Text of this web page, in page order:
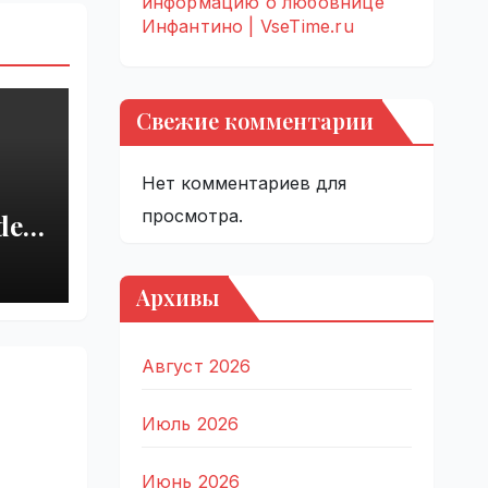
Инфантино | VseTime.ru
Свежие комментарии
Нет комментариев для
просмотра.
Архивы
Август 2026
Июль 2026
Июнь 2026